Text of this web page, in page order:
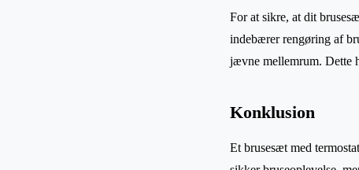
For at sikre, at dit
indebærer rengøring af
jævne mellemrum. Dette
Konklusion
Et brusesæt med